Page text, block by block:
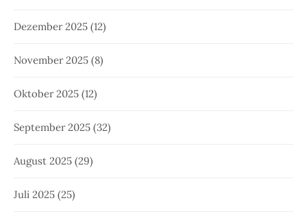
Dezember 2025 (12)
November 2025 (8)
Oktober 2025 (12)
September 2025 (32)
August 2025 (29)
Juli 2025 (25)